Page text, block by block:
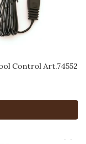
Control Art.74552